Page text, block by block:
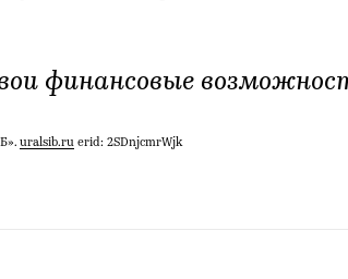
финансовые
uralsib.ru erid: 2SDnjcmrWjk